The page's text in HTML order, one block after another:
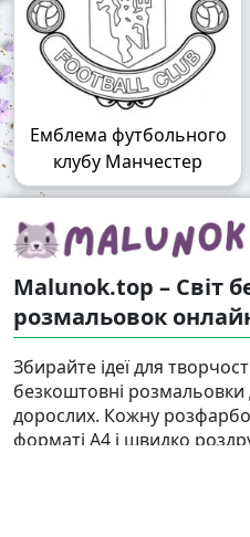
Емблема футбольного
клубу Манчестер
Malunok.top – Світ
розмальовок
Збирайте ідеї для
безкоштовні розмальовки
дорослих. Кожну
форматі А4 і швидко